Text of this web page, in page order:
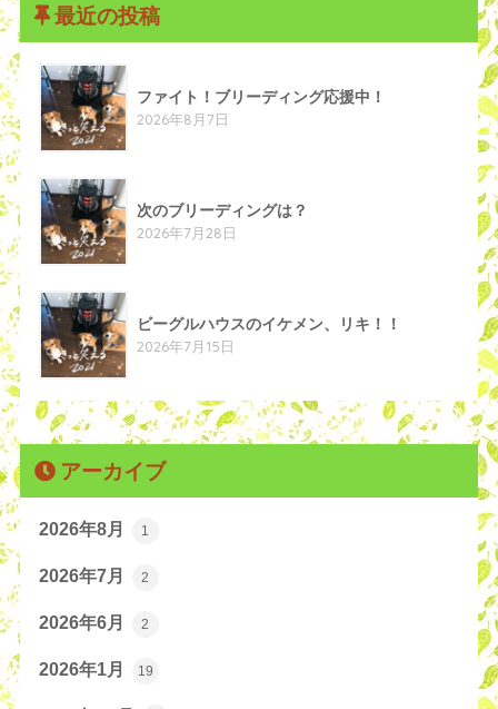
最近の投稿
ファイト！ブリーディング応援中！
2026年8月7日
次のブリーディングは？
2026年7月28日
ビーグルハウスのイケメン、リキ！！
2026年7月15日
アーカイブ
2026年8月 1
2026年7月 2
2026年6月 2
2026年1月 19